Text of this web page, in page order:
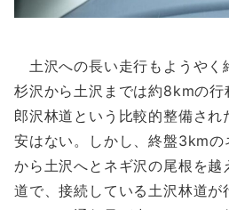
土沢への長い走行もようやく
杉沢から土沢までは約8kmの
郎沢林道という比較的整備され
安はない。しかし、終盤3kmの
から土沢へとネギ沢の尾根を越
道で、接続している土沢林道が